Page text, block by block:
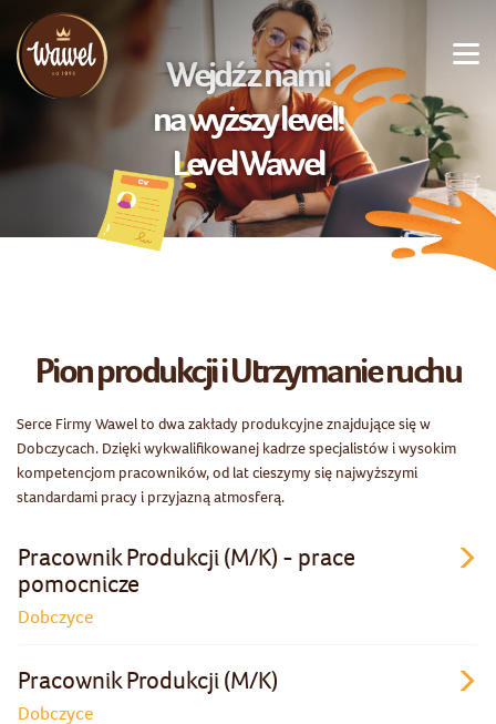
Wejdź z nami
na wyższy level!
Level Wawel
Pion produkcji i Utrzymanie ruchu
Serce Firmy Wawel to dwa zakłady produkcyjne znajdujące się w
Dobczycach. Dzięki wykwalifikowanej kadrze specjalistów i wysokim
kompetencjom pracowników, od lat cieszymy się najwyższymi
standardami pracy i przyjazną atmosferą.
Pracownik Produkcji (M/K) - prace
pomocnicze
Dobczyce
Pracownik Produkcji (M/K)
Dobczyce